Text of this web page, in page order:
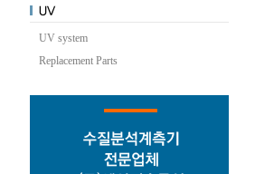
UV system
Replacement Parts